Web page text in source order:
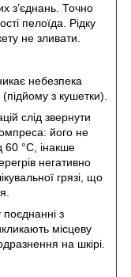
з’єднань. Точно
пелоїда. Рідку
не зливати.
небезпека
з кушетки).
слід звернути
його не
60 °С, інакше
негативно
грязі, що
поєднанні з
місцеву
на шкірі.